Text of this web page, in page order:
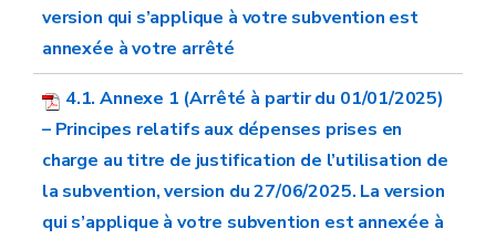
version qui s’applique à votre subvention est
annexée à votre arrêté
4.1. Annexe 1 (Arrêté à partir du 01/01/2025)
– Principes relatifs aux dépenses prises en
charge au titre de justification de l’utilisation de
la subvention, version du 27/06/2025. La version
qui s’applique à votre subvention est annexée à